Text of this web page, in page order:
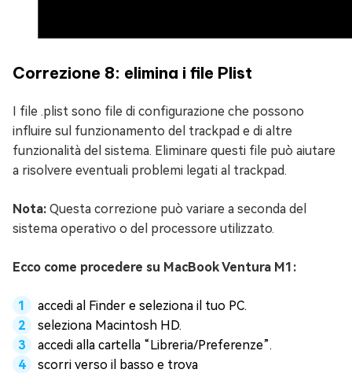
Correzione 8: elimina i file Plist
I file .plist sono file di configurazione che possono
influire sul funzionamento del trackpad e di altre
funzionalità del sistema. Eliminare questi file può aiutare
a risolvere eventuali problemi legati al trackpad.
Nota: Questa correzione può variare a seconda del
sistema operativo o del processore utilizzato.
Ecco come procedere su MacBook Ventura M1:
accedi al Finder e seleziona il tuo PC.
seleziona Macintosh HD.
accedi alla cartella “Libreria/Preferenze”.
scorri verso il basso e trova